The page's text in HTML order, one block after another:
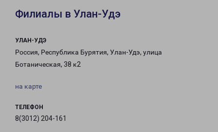
Филиалы в Улан-Удэ
УЛАН-УДЭ
Россия, Республика Бурятия, Улан-Удэ, улица
Ботаническая, 38 к2
на карте
ТЕЛЕФОН
8(3012) 204-161